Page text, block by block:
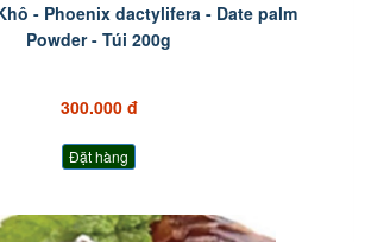
- Phoenix dactylifera - Date palm
Powder - Túi 200g
300.000 đ
Đặt hàng